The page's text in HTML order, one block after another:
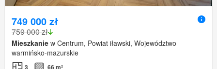
749 000 zł
759 000 zł
Mieszkanie w Centrum, Powiat iławski, Województwo
warmińsko-mazurskie
3 66 m²